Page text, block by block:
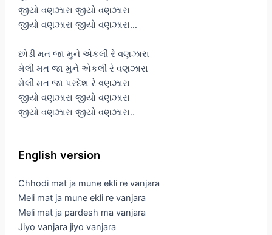
જીયો વણઝારા જીયો વણઝારા
જીયો વણઝારા જીયો વણઝારા…
છોડી મત જા મુને એકલી રે વણઝારા
મેલી મત જા મુને એકલી રે વણઝારા
મેલી મત જા પરદેશ રે વણઝારા
જીયો વણઝારા જીયો વણઝારા
જીયો વણઝારા જીયો વણઝારા..
English version
Chhodi mat ja mune ekli re vanjara
Meli mat ja mune ekli re vanjara
Meli mat ja pardesh ma vanjara
Jiyo vanjara jiyo vanjara